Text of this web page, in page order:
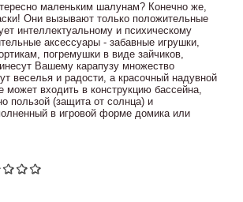
маленьким шалунам? Конечно же,
Они вызывают только положительные
интеллектуальному и психическому
аксессуары - забавные игрушки,
погремушки в виде зайчиков,
Вашему карапузу множество
веселья и радости, а красочный надувной
может входить в конструкцию бассейна,
пользой (защита от солнца) и
в игровой форме домика или